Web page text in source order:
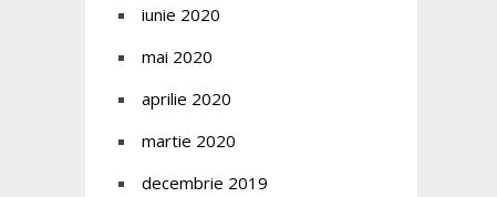
iunie 2020
mai 2020
aprilie 2020
martie 2020
decembrie 2019